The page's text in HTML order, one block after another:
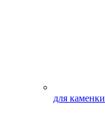
для каменки